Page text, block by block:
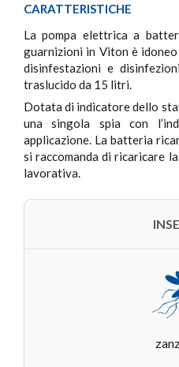
CARATTERISTICHE
La pompa elettrica a
guarnizioni in Viton è
disinfestazioni e
traslucido da 15 litri.
Dotata di indicatore dello
una singola spia con
applicazione. La batteria
si raccomanda di ricaricare
lavorativa.